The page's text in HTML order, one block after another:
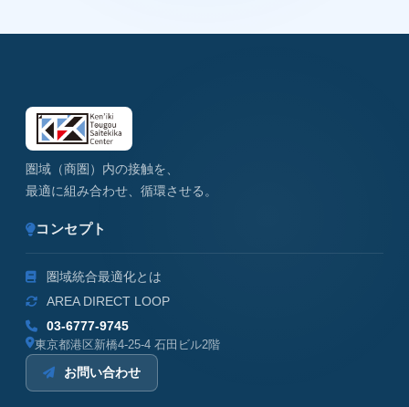
圏域（商圏）内の接触を、
最適に組み合わせ、循環させる。
コンセプト
圏域統合最適化とは
AREA DIRECT LOOP
03-6777-9745
東京都港区新橋4-25-4 石田ビル2階
お問い合わせ